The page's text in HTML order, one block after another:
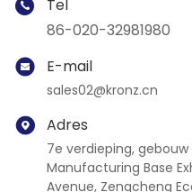
Tel
86-020-32981980
E-mail
sales02@kronz.cn
Adres
7e verdieping, gebouw
Manufacturing Base
Avenue, Zengcheng